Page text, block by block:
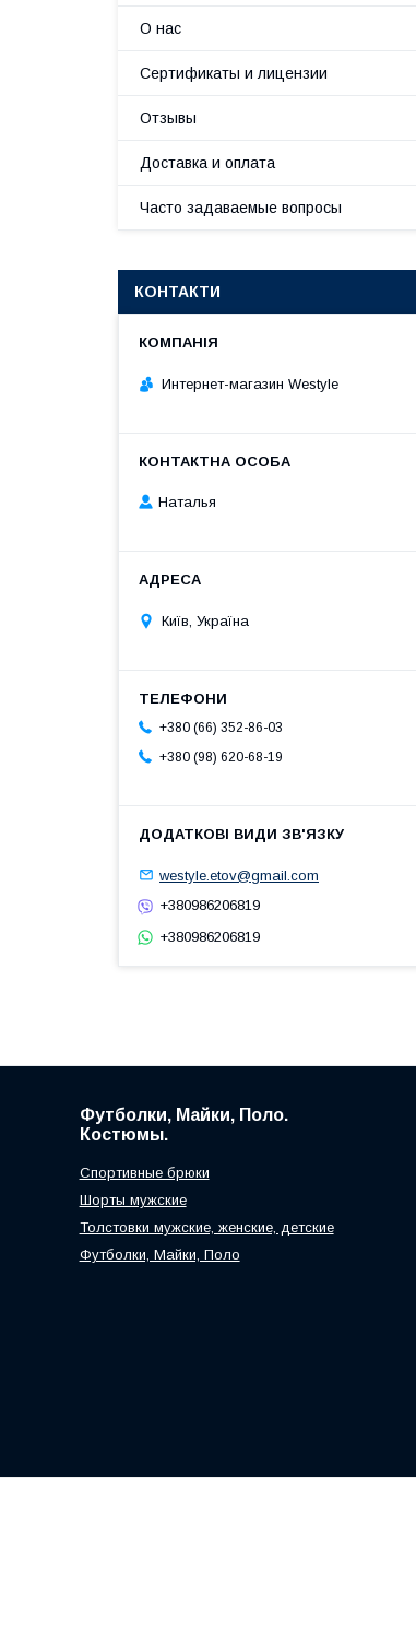
О нас
Сертификаты и лицензии
Отзывы
Доставка и оплата
Часто задаваемые вопросы
КОНТАКТИ
Интернет-магазин Westyle
Наталья
Київ, Україна
+380 (66) 352-86-03
+380 (98) 620-68-19
westyle.etov@gmail.com
+380986206819
+380986206819
Футболки, Майки, Поло.
Костюмы.
Спортивные брюки
Шорты мужские
Толстовки мужские, женские, детские
Футболки, Майки, Поло